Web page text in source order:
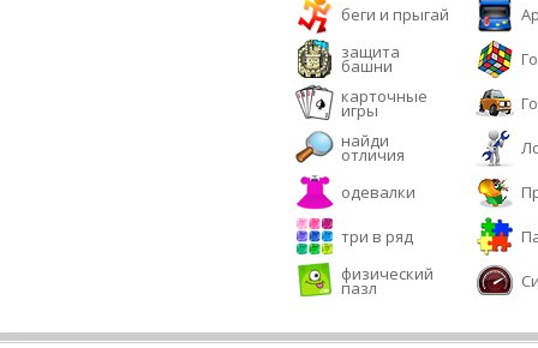
беги и прыгай
защита
башни
карточные
игры
найди
отличия
одевалки
три в ряд
физический
пазл